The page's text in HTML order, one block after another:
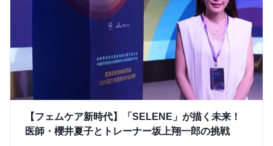
【フェムケア新時代】「SELENE」が描く未来！
医師・櫻井夏子とトレーナー坂上翔一郎の挑戦